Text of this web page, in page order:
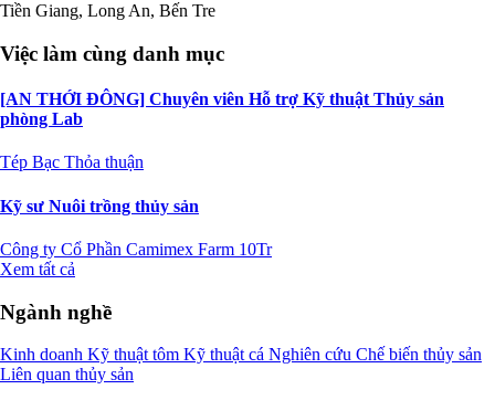
Tiền Giang, Long An, Bến Tre
Việc làm cùng danh mục
[AN THỚI ĐÔNG] Chuyên viên Hỗ trợ Kỹ thuật Thủy sản
phòng Lab
Tép Bạc Thỏa thuận
Kỹ sư Nuôi trồng thủy sản
Công ty Cổ Phần Camimex Farm 10Tr
Xem tất cả
Ngành nghề
Kinh doanh Kỹ thuật tôm Kỹ thuật cá Nghiên cứu Chế biến thủy sản
Liên quan thủy sản